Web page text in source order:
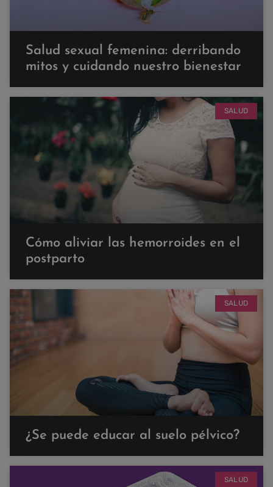
Salud sexual femenina: derribando
mitos y cuidando nuestro bienestar
SALUD
Cómo aliviar las hemorroides en el
postparto
SALUD
¿Se puede educar al suelo pélvico?
SALUD